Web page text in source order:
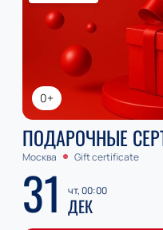
0+
ПОДАРОЧНЫЕ
Москва Gift certificate
31 чт, 00:00
ДЕК